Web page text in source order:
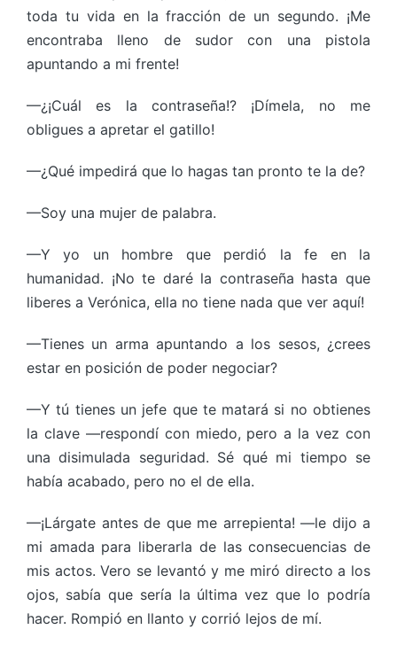
toda tu vida en la fracción de un segundo. ¡Me
encontraba lleno de sudor con una pistola
apuntando a mi frente!
—¿¡Cuál es la contraseña!? ¡Dímela, no me
obligues a apretar el gatillo!
—¿Qué impedirá que lo hagas tan pronto te la de?
—Soy una mujer de palabra.
—Y yo un hombre que perdió la fe en la
humanidad. ¡No te daré la contraseña hasta que
liberes a Verónica, ella no tiene nada que ver aquí!
—Tienes un arma apuntando a los sesos, ¿crees
estar en posición de poder negociar?
—Y tú tienes un jefe que te matará si no obtienes
la clave —respondí con miedo, pero a la vez con
una disimulada seguridad. Sé qué mi tiempo se
había acabado, pero no el de ella.
—¡Lárgate antes de que me arrepienta! —le dijo a
mi amada para liberarla de las consecuencias de
mis actos. Vero se levantó y me miró directo a los
ojos, sabía que sería la última vez que lo podría
hacer. Rompió en llanto y corrió lejos de mí.